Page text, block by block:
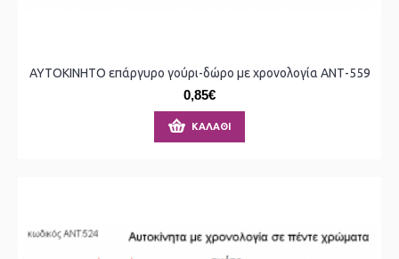
ΑΥΤΟΚΙΝΗΤΟ επάργυρο γούρι-δώρο με χρονολογία ΑΝΤ-559
0,85€
ΚΑΛΆΘΙ